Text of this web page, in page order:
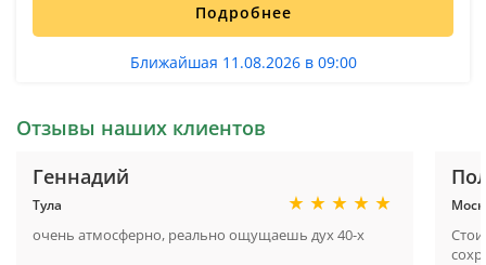
Подробнее
Ближайшая 11.08.2026 в 09:00
Отзывы наших клиентов
Геннадий
Тула
очень атмосферно, реально ощущаешь дух 40-х